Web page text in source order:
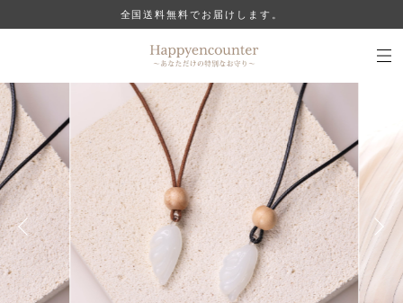
全国送料無料でお届けします。